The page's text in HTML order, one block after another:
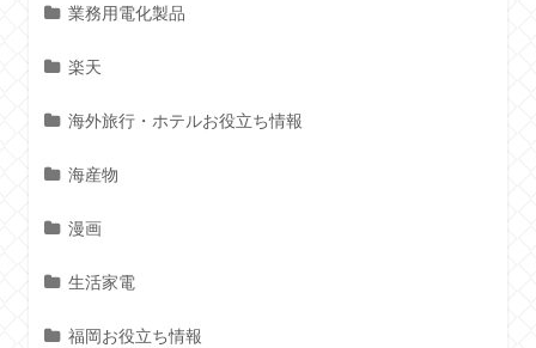
業務用電化製品
楽天
海外旅行・ホテルお役立ち情報
海産物
漫画
生活家電
福岡お役立ち情報